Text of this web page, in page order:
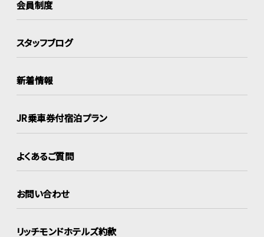
会員制度
スタッフブログ
新着情報
JR乗車券付宿泊プラン
よくあるご質問
お問い合わせ
リッチモンドホテルズ約款